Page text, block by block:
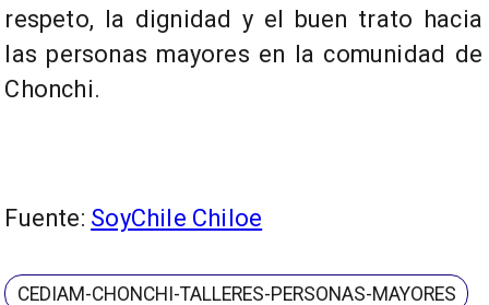
respeto, la dignidad y el buen trato hacia
las personas mayores en la comunidad de
Chonchi.
Fuente: SoyChile Chiloe
CEDIAM-CHONCHI-TALLERES-PERSONAS-MAYORES